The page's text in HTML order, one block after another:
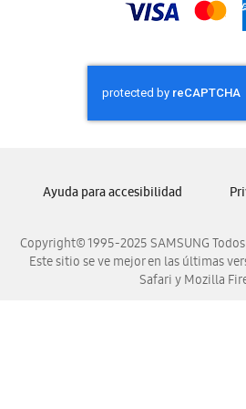
Samsung
Samsung
Samsung República
Samsung
Copyright© 1995-2025 SAMSUNG
Este sitio se ve mejor en las últimas
Safari y Mozilla
Ayuda para accesibilidad